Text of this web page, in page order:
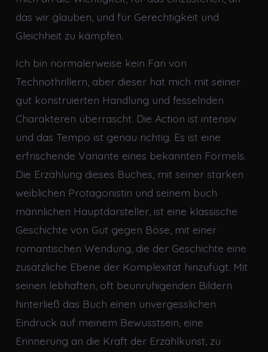
das wir glauben, und für Gerechtigkeit und
Gleichheit zu kämpfen.
Ich bin normalerweise kein Fan von
Technothrillern, aber dieser hat mich mit seiner
gut konstruierten Handlung und fesselnden
Charakteren überrascht. Die Action ist intensiv
und das Tempo ist genau richtig. Es ist eine
erfrischende Variante eines bekannten Formels.
Die Erzählung dieses Buches, mit seiner starken
weiblichen Protagonistin und seinem buch
männlichen Hauptdarsteller, ist eine klassische
Geschichte von Gut gegen Böse, mit einer
romantischen Wendung, die der Geschichte eine
zusätzliche Ebene der Komplexität hinzufügt. Mit
seinen lebhaften, oft beunruhigenden Bildern
hinterließ das Buch einen unvergesslichen
Eindruck auf meinem Bewusstsein, eine
Erinnerung an die Kraft der Erzählkunst, zu